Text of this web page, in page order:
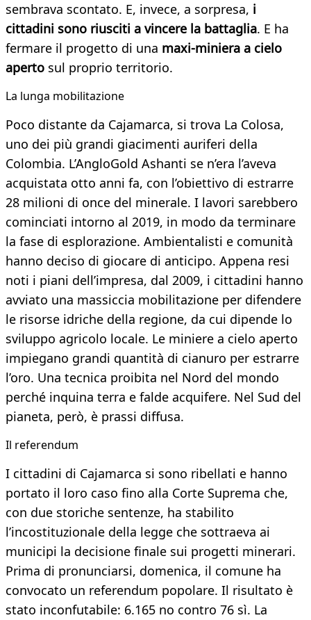
sembrava scontato. E, invece, a sorpresa, i
cittadini sono riusciti a vincere la battaglia. E ha
fermare il progetto di una maxi-miniera a cielo
aperto sul proprio territorio.
La lunga mobilitazione
Poco distante da Cajamarca, si trova La Colosa,
uno dei più grandi giacimenti auriferi della
Colombia. L’AngloGold Ashanti se n’era l’aveva
acquistata otto anni fa, con l’obiettivo di estrarre
28 milioni di once del minerale. I lavori sarebbero
cominciati intorno al 2019, in modo da terminare
la fase di esplorazione. Ambientalisti e comunità
hanno deciso di giocare di anticipo. Appena resi
noti i piani dell’impresa, dal 2009, i cittadini hanno
avviato una massiccia mobilitazione per difendere
le risorse idriche della regione, da cui dipende lo
sviluppo agricolo locale. Le miniere a cielo aperto
impiegano grandi quantità di cianuro per estrarre
l’oro. Una tecnica proibita nel Nord del mondo
perché inquina terra e falde acquifere. Nel Sud del
pianeta, però, è prassi diffusa.
Il referendum
I cittadini di Cajamarca si sono ribellati e hanno
portato il loro caso fino alla Corte Suprema che,
con due storiche sentenze, ha stabilito
l’incostituzionale della legge che sottraeva ai
municipi la decisione finale sui progetti minerari.
Prima di pronunciarsi, domenica, il comune ha
convocato un referendum popolare. Il risultato è
stato inconfutabile: 6.165 no contro 76 sì. La